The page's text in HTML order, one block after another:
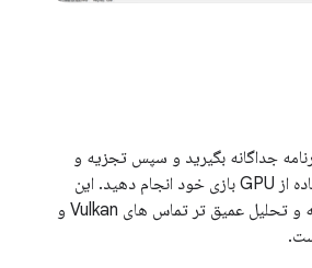
جداگانه بگیرید و سپس تجزیه و
تحلیل عمیقی از استفاده از GPU بازی خود انجام دهید. این
شامل پوشش و تجزیه و تحلیل عمیق تر تماس های Vulkan و